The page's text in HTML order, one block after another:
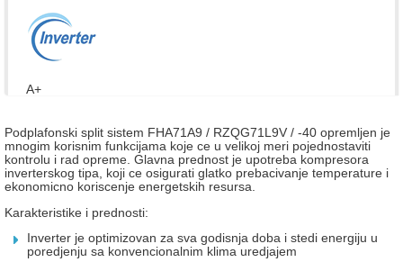
A+
Podplafonski split sistem FHA71A9 / RZQG71L9V / -40 opremljen je
mnogim korisnim funkcijama koje ce u velikoj meri pojednostaviti
kontrolu i rad opreme. Glavna prednost je upotreba kompresora
inverterskog tipa, koji ce osigurati glatko prebacivanje temperature i
ekonomicno koriscenje energetskih resursa.
Karakteristike i prednosti:
Inverter je optimizovan za sva godisnja doba i stedi energiju u
poredjenju sa konvencionalnim klima uredjajem